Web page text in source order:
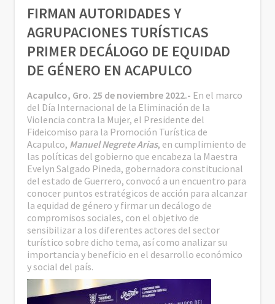
FIRMAN AUTORIDADES Y
AGRUPACIONES TURÍSTICAS
PRIMER DECÁLOGO DE EQUIDAD
DE GÉNERO EN ACAPULCO
Acapulco, Gro. 25 de noviembre 2022.- En el marco
del Día Internacional de la Eliminación de la
Violencia contra la Mujer, el Presidente del
Fideicomiso para la Promoción Turística de
Acapulco, Manuel Negrete Arias, en cumplimiento de
las políticas del gobierno que encabeza la Maestra
Evelyn Salgado Pineda, gobernadora constitucional
del estado de Guerrero, convocó a un encuentro para
conocer puntos estratégicos de acción para alcanzar
la equidad de género y firmar un decálogo de
compromisos sociales, con el objetivo de
sensibilizar a los diferentes actores del sector
turístico sobre dicho tema, así como analizar su
importancia y beneficio en el desarrollo económico
y social del país.